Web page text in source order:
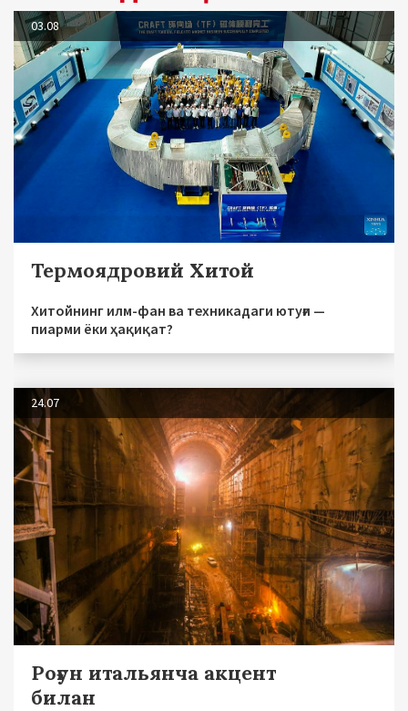
03.08
Термоядровий Хитой
Хитойнинг илм-фан ва техникадаги ютуғи —
пиарми ёки ҳақиқат?
24.07
Роғун итальянча акцент
билан